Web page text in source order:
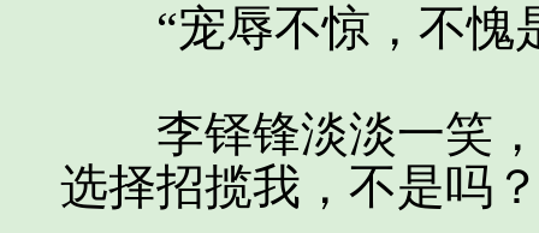
“宠辱不惊，不愧
李铎锋淡淡一笑，
选择招揽我，不是吗